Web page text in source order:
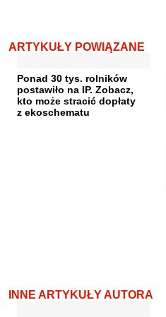
ARTYKUŁY POWIĄZANE
Ponad 30 tys. rolników
postawiło na IP. Zobacz,
kto może stracić dopłaty
z ekoschematu
INNE ARTYKUŁY AUTORA